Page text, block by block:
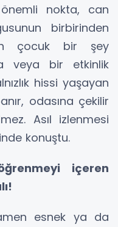
nokta, can
birbirinden
çocuk bir şey
veya bir etkinlik
hissi yaşayan
odasına çekilir
Asıl izlenmesi
konuştu.
içeren
esnek ya da